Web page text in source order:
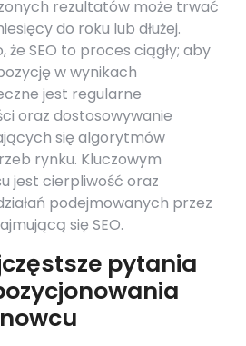
rezultatów może trwać
do roku lub dłużej.
że SEO to proces ciągły; aby
w wynikach
jest regularne
oraz dostosowywanie
się algorytmów
rynku. Kluczowym
jest cierpliwość oraz
podejmowanych przez
się SEO.
pytania